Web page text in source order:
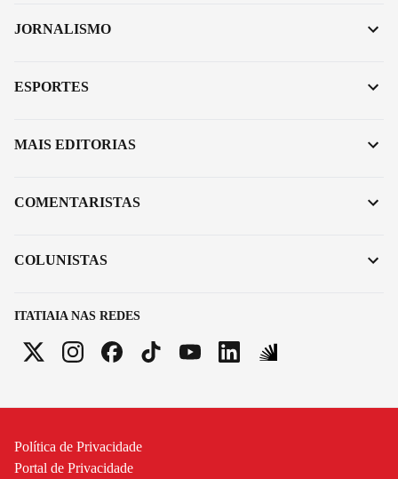
ITATIAIA NAS REDES
JORNALISMO
ESPORTES
MAIS EDITORIAS
COMENTARISTAS
COLUNISTAS
Política de Privacidade
Portal de Privacidade